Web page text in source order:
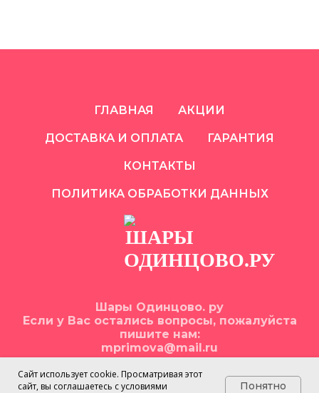
ГЛАВНАЯ АКЦИИ
ДОСТАВКА И ОПЛАТА ГАРАНТИЯ
КОНТАКТЫ
ПОЛИТИКА ОБРАБОТКИ ДАННЫХ
Шары Одинцово. ру
Если у Вас остались вопросы, пожалуйста
пишите нам:
mprimova@mail.ru
Сайт использует cookie. Просматривая этот
сайт, вы соглашаетесь с условиями
Понятно